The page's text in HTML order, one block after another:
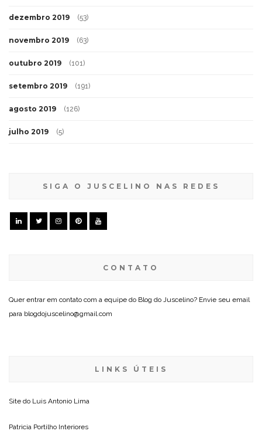
dezembro 2019 (53)
novembro 2019 (63)
outubro 2019 (101)
setembro 2019 (191)
agosto 2019 (126)
julho 2019 (5)
SIGA O JUSCELINO NAS REDES
CONTATO
Quer entrar em contato com a equipe do Blog do Juscelino? Envie seu email
para blogdojuscelino@gmail.com
LINKS ÚTEIS
Site do Luis Antonio Lima
Patricia Portilho Interiores